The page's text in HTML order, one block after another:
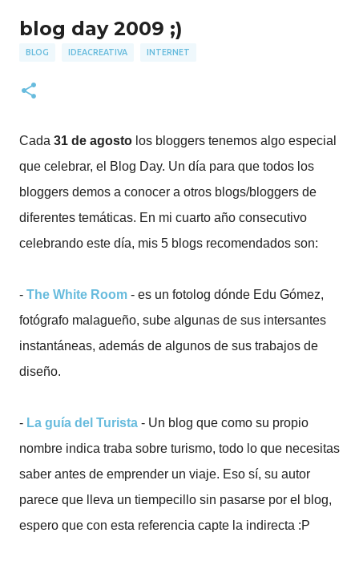
blog day 2009 ;)
BLOG IDEACREATIVA INTERNET
Cada 31 de agosto los bloggers tenemos algo especial
que celebrar, el Blog Day. Un día para que todos los
bloggers demos a conocer a otros blogs/bloggers de
diferentes temáticas. En mi cuarto año consecutivo
celebrando este día, mis 5 blogs recomendados son:
- The White Room - es un fotolog dónde Edu Gómez,
fotógrafo malagueño, sube algunas de sus intersantes
instantáneas, además de algunos de sus trabajos de
diseño.
- La guía del Turista - Un blog que como su propio
nombre indica traba sobre turismo, todo lo que necesitas
saber antes de emprender un viaje. Eso sí, su autor
parece que lleva un tiempecillo sin pasarse por el blog,
espero que con esta referencia capte la indirecta :P